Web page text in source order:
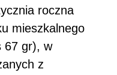
roczna
mieszkalnego
67 gr), w
z